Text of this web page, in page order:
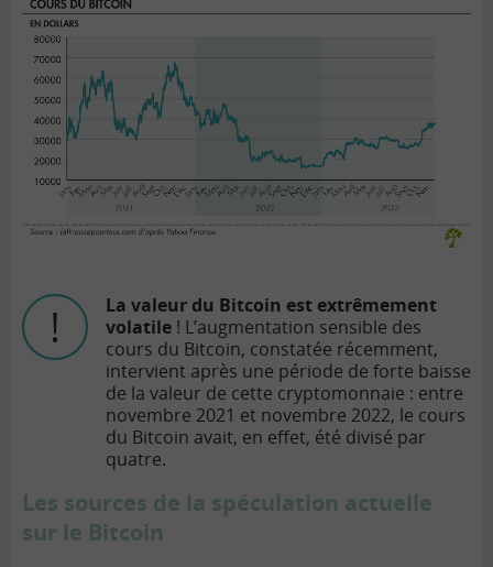
La valeur du Bitcoin est extrêmement
volatile ! L’augmentation sensible des
cours du Bitcoin, constatée récemment,
intervient après une période de forte baisse
de la valeur de cette cryptomonnaie : entre
novembre 2021 et novembre 2022, le cours
du Bitcoin avait, en effet, été divisé par
quatre.
Les sources de la spéculation actuelle
sur le Bitcoin